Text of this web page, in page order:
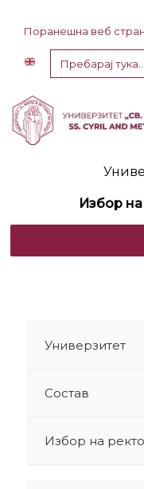
Поранешна веб
Пребарај
за:
Избор
Универзитет
Состав
Избор на